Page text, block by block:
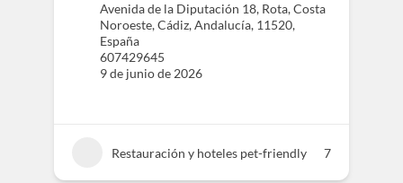
Avenida de la Diputación 18, Rota, Costa
Noroeste, Cádiz, Andalucía, 11520,
España
607429645
9 de junio de 2026
Restauración y hoteles pet-friendly 7